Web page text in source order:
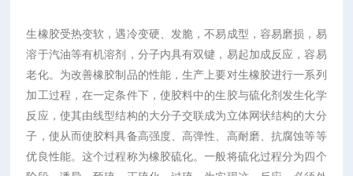
生橡胶受热变软，遇冷变硬、发脆，不易成型，容易磨损，易
溶于汽油等有机溶剂，分子内具有双键，易起加成反应，容易
老化。为改善橡胶制品的性能，生产上要对生橡胶进行一系列
加工过程，在一定条件下，使胶料中的生胶与硫化剂发生化学
反应，使其由线型结构的大分子交联成为立体网状结构的大分
子，使从而使胶料具备高强度、高弹性、高耐磨、抗腐蚀等等
优良性能。这个过程称为橡胶硫化。一般将硫化过程分为四个